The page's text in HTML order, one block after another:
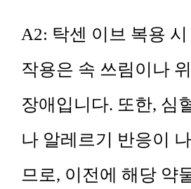
A2: 탁센 이브 복용
작용은 속 쓰림이나
장애입니다. 또한, 심
나 알레르기 반응이
므로, 이전에 해당 약